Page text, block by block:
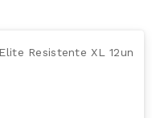
Resistente XL 12un